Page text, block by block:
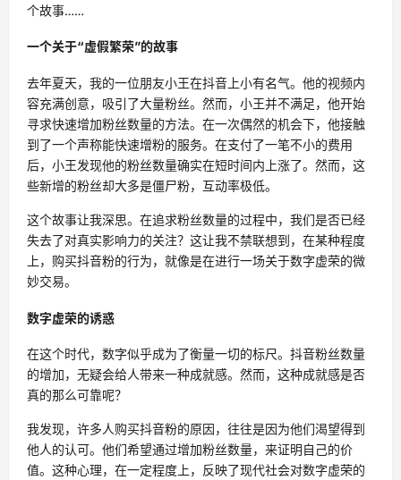
个故事……
一个关于“虚假繁荣”的故事
去年夏天，我的一位朋友小王在抖音上小有名气。他的视频内
容充满创意，吸引了大量粉丝。然而，小王并不满足，他开始
寻求快速增加粉丝数量的方法。在一次偶然的机会下，他接触
到了一个声称能快速增粉的服务。在支付了一笔不小的费用
后，小王发现他的粉丝数量确实在短时间内上涨了。然而，这
些新增的粉丝却大多是僵尸粉，互动率极低。
这个故事让我深思。在追求粉丝数量的过程中，我们是否已经
失去了对真实影响力的关注？这让我不禁联想到，在某种程度
上，购买抖音粉的行为，就像是在进行一场关于数字虚荣的微
妙交易。
数字虚荣的诱惑
在这个时代，数字似乎成为了衡量一切的标尺。抖音粉丝数量
的增加，无疑会给人带来一种成就感。然而，这种成就感是否
真的那么可靠呢？
我发现，许多人购买抖音粉的原因，往往是因为他们渴望得到
他人的认可。他们希望通过增加粉丝数量，来证明自己的价
值。这种心理，在一定程度上，反映了现代社会对数字虚荣的